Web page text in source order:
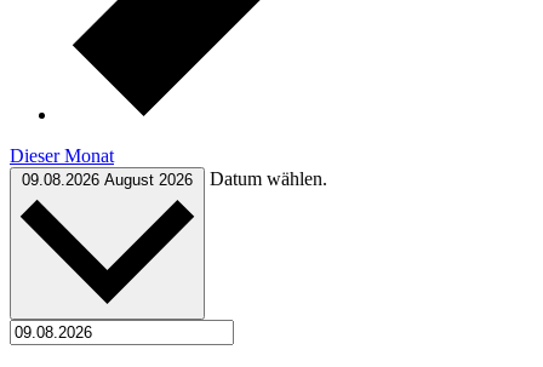
Dieser Monat
09.08.2026 August 2026 Datum wählen.